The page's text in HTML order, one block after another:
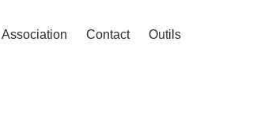
Association Contact Outils